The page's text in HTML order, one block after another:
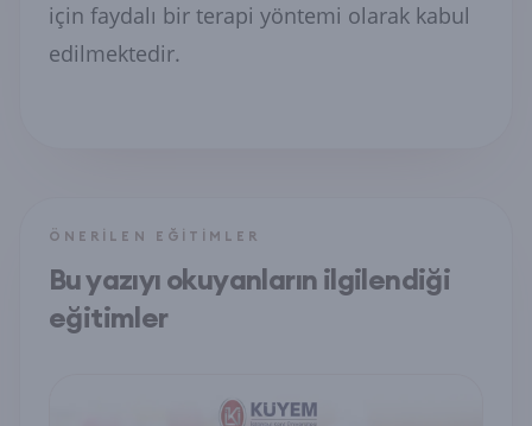
için faydalı bir terapi yöntemi olarak kabul
edilmektedir.
ÖNERILEN EĞITIMLER
Bu yazıyı okuyanların ilgilendiği
eğitimler